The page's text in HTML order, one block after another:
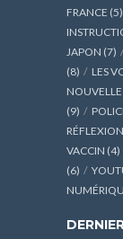
FRANCE (5)
JAPON (7)
(8)
LES
(9)
RÉFLEXION
VACCIN (4)
(6)